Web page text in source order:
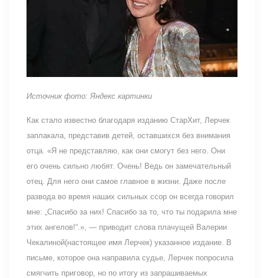
Источник фото: Яндекс картинки
Как стало известно благодаря изданию СтарХит, Лерчек
заплакала, представив детей, оставшихся без внимания
отца. «Я не представляю, как они смогут без него. Они
его очень сильно любят. Очень! Ведь он замечательный
отец. Для него они самое главное в жизни. Даже после
развода во время наших сильных ссор он всегда говорил
мне: „Спасибо за них! Спасибо за то, что ты подарила мне
этих ангелов!“.», — приводит слова плачущей Валерии
Чекалиной(настоящее имя Лерчек) указанное издание. В
письме, которое она направила судье, Лерчек попросила
смягчить приговор, но по итогу из запрашиваемых